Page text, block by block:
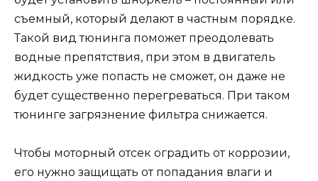
съемный, который делают в частным порядке.
Такой вид тюнинга поможет преодолевать
водные препятствия, при этом в двигатель
жидкость уже попасть не сможет, он даже не
будет существенно перегреваться. При таком
тюнинге загрязнение фильтра снижается.
Чтобы моторный отсек оградить от коррозии,
его нужно защищать от попадания влаги и